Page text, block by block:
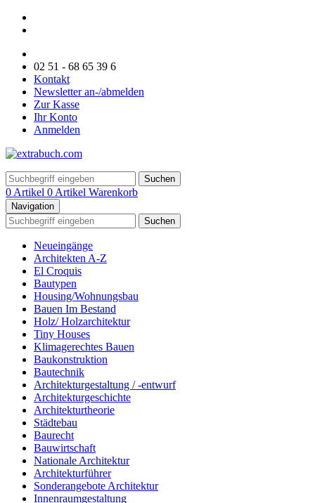
02 51 - 68 65 39 6
Kontakt
Newsletter an-/abmelden
Zur Kasse
Ihr Konto
Anmelden
Suchen
0 Artikel 0 Artikel Warenkorb
Navigation
Suchen
Neueingänge
Architekten A-Z
El Croquis
Bautypen
Housing/Wohnungsbau
Bauen Im Bestand
Holz/ Holzarchitektur
Tiny Houses
Klimagerechtes Bauen
Baukonstruktion
Bautechnik
Architekturgestaltung / -entwurf
Architekturgeschichte
Architekturtheorie
Städtebau
Baurecht
Bauwirtschaft
Nationale Architektur
Architekturführer
Sonderangebote Architektur
Innenraumgestaltung